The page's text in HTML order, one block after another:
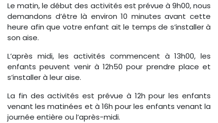
Le matin, le début des activités est prévue à 9h00, nous
demandons d’être là environ 10 minutes avant cette
heure afin que votre enfant ait le temps de s’installer à
son aise.
L’après midi, les activités commencent à 13h00, les
enfants peuvent venir à 12h50 pour prendre place et
s’installer à leur aise.
La fin des activités est prévue à 12h pour les enfants
venant les matinées et à 16h pour les enfants venant la
journée entière ou l’après-midi.